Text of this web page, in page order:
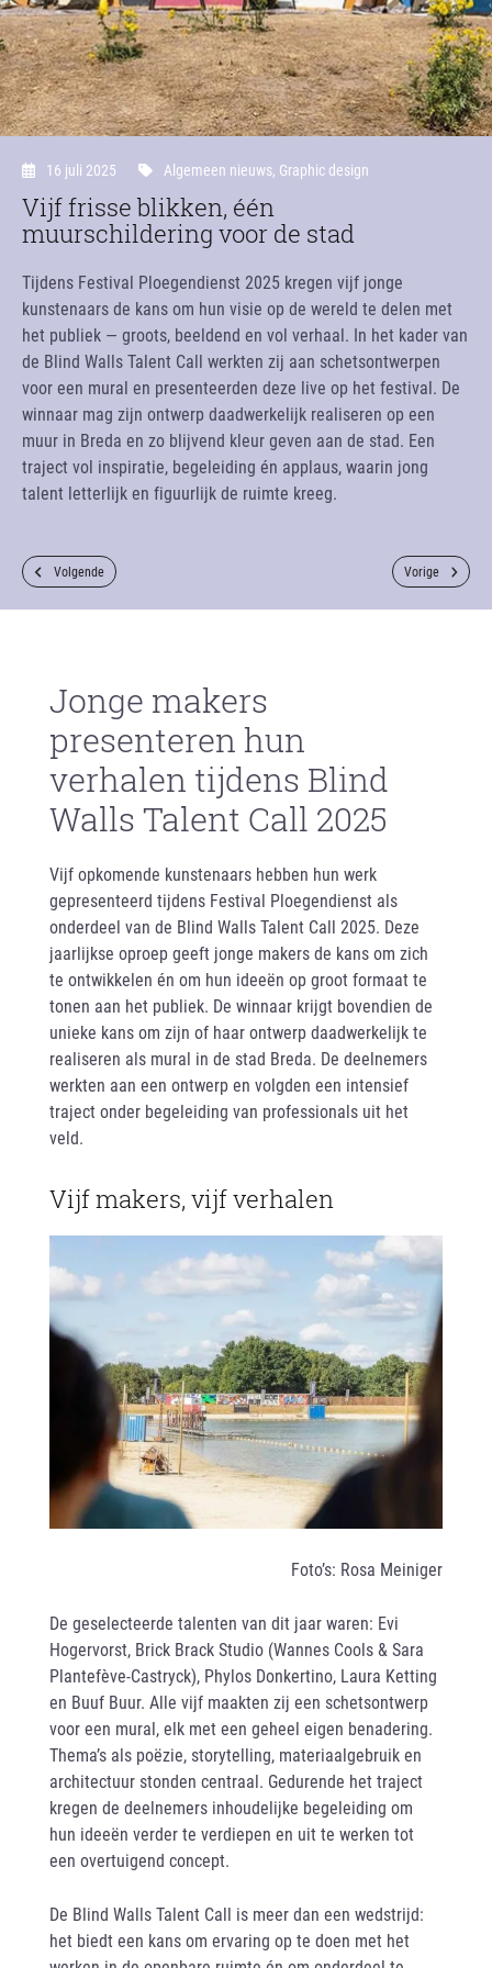
16 juli 2025 Algemeen nieuws, Graphic design
Vijf frisse blikken, één
muurschildering voor de stad
Tijdens Festival Ploegendienst 2025 kregen vijf jonge
kunstenaars de kans om hun visie op de wereld te delen met
het publiek — groots, beeldend en vol verhaal. In het kader van
de Blind Walls Talent Call werkten zij aan schetsontwerpen
voor een mural en presenteerden deze live op het festival. De
winnaar mag zijn ontwerp daadwerkelijk realiseren op een
muur in Breda en zo blijvend kleur geven aan de stad. Een
traject vol inspiratie, begeleiding én applaus, waarin jong
talent letterlijk en figuurlijk de ruimte kreeg.
Volgende Vorige
Jonge makers
presenteren hun
verhalen tijdens Blind
Walls Talent Call 2025
Vijf opkomende kunstenaars hebben hun werk
gepresenteerd tijdens Festival Ploegendienst als
onderdeel van de Blind Walls Talent Call 2025. Deze
jaarlijkse oproep geeft jonge makers de kans om zich
te ontwikkelen én om hun ideeën op groot formaat te
tonen aan het publiek. De winnaar krijgt bovendien de
unieke kans om zijn of haar ontwerp daadwerkelijk te
realiseren als mural in de stad Breda. De deelnemers
werkten aan een ontwerp en volgden een intensief
traject onder begeleiding van professionals uit het
veld.
Vijf makers, vijf verhalen
Foto’s: Rosa Meiniger
De geselecteerde talenten van dit jaar waren: Evi
Hogervorst, Brick Brack Studio (Wannes Cools & Sara
Plantefève-Castryck), Phylos Donkertino, Laura Ketting
en Buuf Buur. Alle vijf maakten zij een schetsontwerp
voor een mural, elk met een geheel eigen benadering.
Thema’s als poëzie, storytelling, materiaalgebruik en
architectuur stonden centraal. Gedurende het traject
kregen de deelnemers inhoudelijke begeleiding om
hun ideeën verder te verdiepen en uit te werken tot
een overtuigend concept.
De Blind Walls Talent Call is meer dan een wedstrijd:
het biedt een kans om ervaring op te doen met het